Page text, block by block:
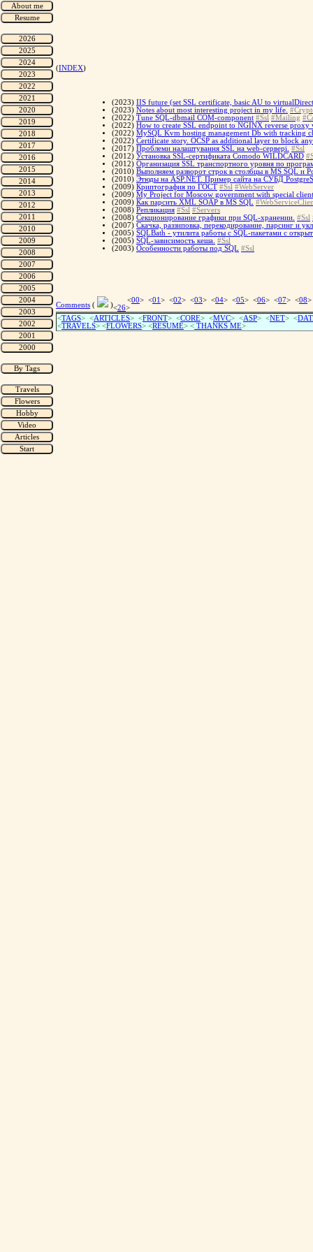
(INDEX)
(2023) IIS future (set SSL certificate, basic AU to
(2023) Notes about most interesting project in my life.
(2022) Tune SQL-dbmail COM-component #Ssl #Mailing
(2022) How to create SSL endpoint to NGINX reverse proxy
(2022) MySQL Kvm hosting management Db with tracking
(2022) Certificate story. OCSP as additional layer to block
(2017) Проблеми налаштування SSL на web-сервері.
#Ssl
(2012) Установка SSL-сертификата Comodo WILDCARD
(2012) Организация SSL транспортного уровня по
(2010) Выполняем разворот строк в столбцы в MS SQL и
(2010) Этюды на ASP.NET. Пример сайта на СУБД
(2009) Криптография по ГОСТ #Ssl #WebServer
(2009) My Project for Moscow government with special
(2009) Как парсить XML SOAP в MS SQL
(2008) Репликация #Ssl #Servers
(2008) Cекционирование графики при SQL-хранении. #Ssl
(2007) Скачка, раззиповка, перекодирование, парсинг и
(2005) SQLBath - утилита работы с SQL-пакетами с
(2005) SQL-зависимость кеша. #Ssl
(2003) Особенности работы под SQL #Ssl
Comments ( )
<00> <01 > <02> <03> <04> <05> <06> <07> <08
<26>
<TAGS> <ARTICLES> <FRONT> <CORE> <MVC> <ASP> <NET> <
<TRAVELS> <FLOWERS> <RESUME> < THANKS ME>